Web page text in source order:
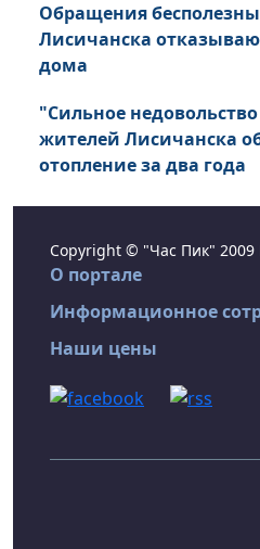
Обращения
Лисичанска
дома
"Сильное
жителей Лисичанска
отопление за два года
Copyright © "Час Пик"
О портале
Информационное
Наши цены